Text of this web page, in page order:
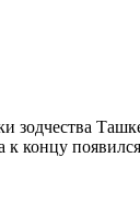
концу